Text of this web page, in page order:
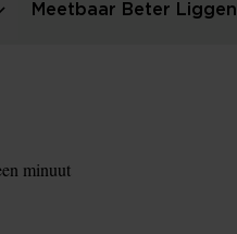
Meetbaar Beter Liggen
minuut